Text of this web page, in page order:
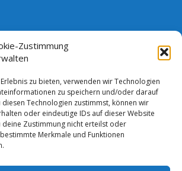
Zustimmung
zu bieten, verwenden wir Technologien
zu speichern und/oder darauf
diesen Technologien zustimmst, können wir
oder eindeutige IDs auf dieser Website
deine Zustimmung nicht erteilst oder
Merkmale und Funktionen
DES VORSTANDES:
18.00 und 19.00 Uhr im Verein,
nach telefonischer Absprache möglich.
AG DE13 1208 0000 4387 2105 00